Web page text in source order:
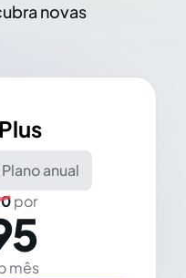
novas
Plano anual
por
mês